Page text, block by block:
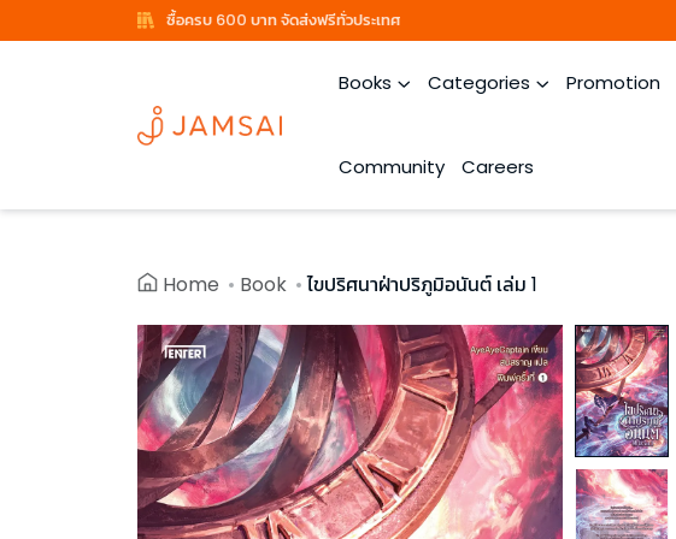
ซื้อครบ 600 บาท จัดส่งฟรีทั่วประเทศ
Books Categories Promotion
Community Careers
Home Book ไขปริศนาฝ่าปริภูมิอนันต์ เล่ม 1